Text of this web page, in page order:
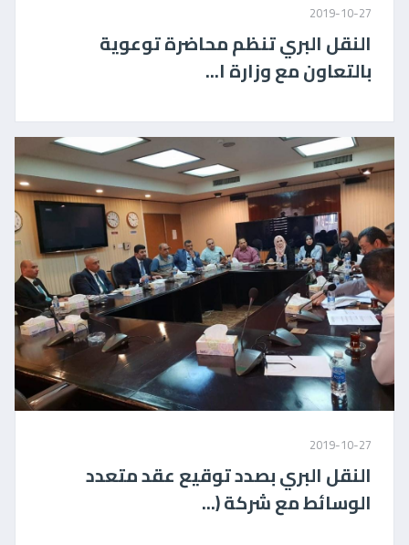
2019-10-27
النقل البري تنظم محاضرة توعوية
بالتعاون مع وزارة ا...
2019-10-27
النقل البري بصدد توقيع عقد متعدد
الوسائط مع شركة (...